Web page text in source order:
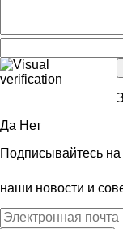
Да Нет
Подписывайтесь на
наши новости и